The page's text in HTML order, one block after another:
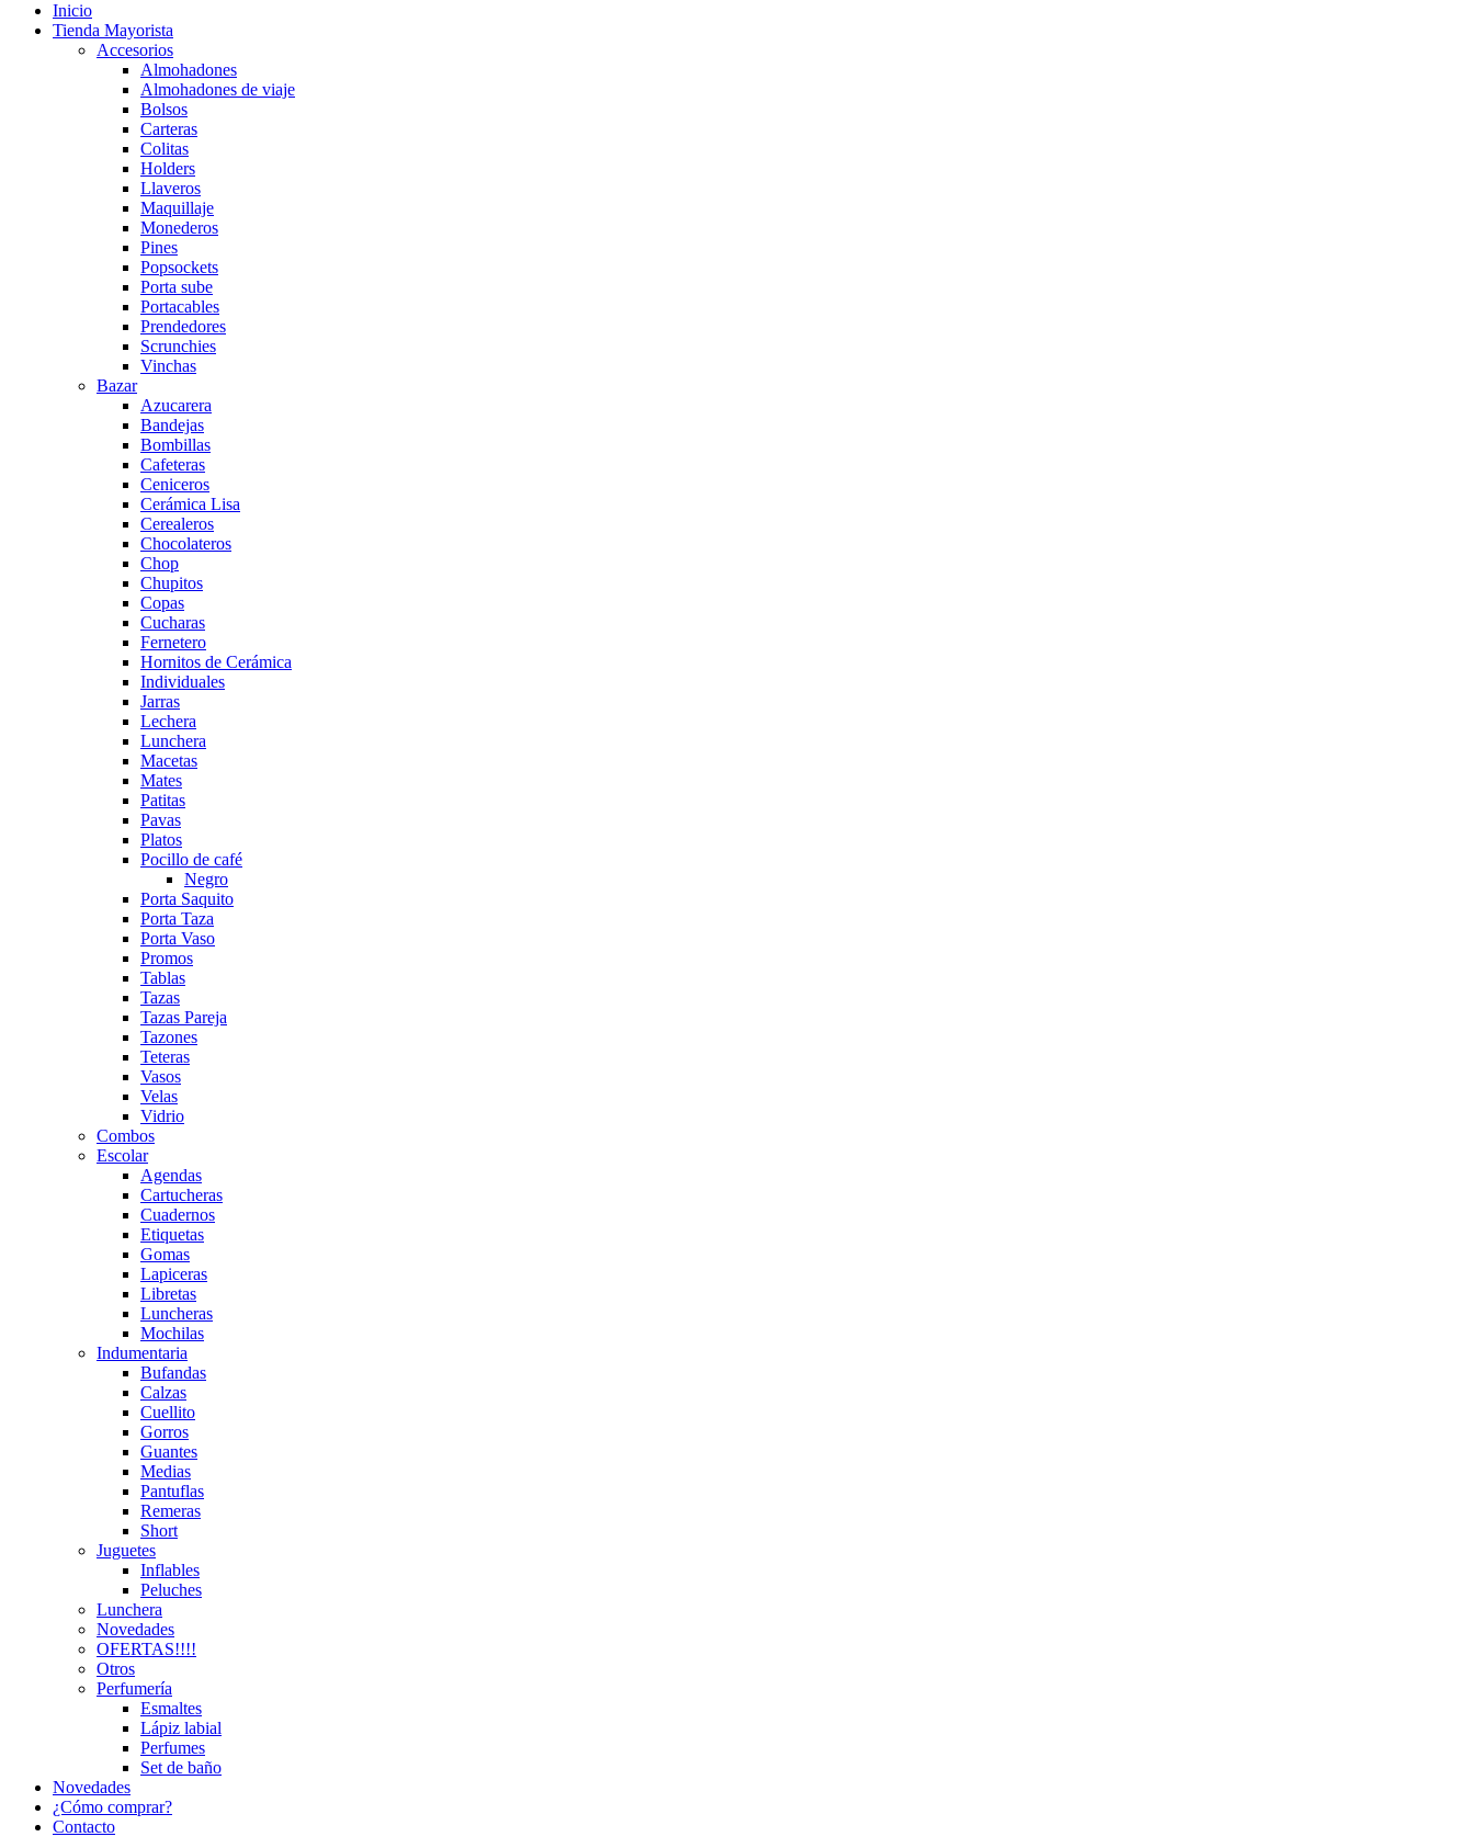
Inicio
Tienda Mayorista
Accesorios
Almohadones
Almohadones de viaje
Bolsos
Carteras
Colitas
Holders
Llaveros
Maquillaje
Monederos
Pines
Popsockets
Porta sube
Portacables
Prendedores
Scrunchies
Vinchas
Bazar
Azucarera
Bandejas
Bombillas
Cafeteras
Ceniceros
Cerámica Lisa
Cerealeros
Chocolateros
Chop
Chupitos
Copas
Cucharas
Fernetero
Hornitos de Cerámica
Individuales
Jarras
Lechera
Lunchera
Macetas
Mates
Patitas
Pavas
Platos
Pocillo de café
Negro
Porta Saquito
Porta Taza
Porta Vaso
Promos
Tablas
Tazas
Tazas Pareja
Tazones
Teteras
Vasos
Velas
Vidrio
Combos
Escolar
Agendas
Cartucheras
Cuadernos
Etiquetas
Gomas
Lapiceras
Libretas
Luncheras
Mochilas
Indumentaria
Bufandas
Calzas
Cuellito
Gorros
Guantes
Medias
Pantuflas
Remeras
Short
Juguetes
Inflables
Peluches
Lunchera
Novedades
OFERTAS!!!!
Otros
Perfumería
Esmaltes
Lápiz labial
Perfumes
Set de baño
Novedades
¿Cómo comprar?
Contacto